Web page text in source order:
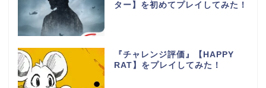
ター】を初めてプレイしてみた！
『チャレンジ評価』【HAPPY
RAT】をプレイしてみた！